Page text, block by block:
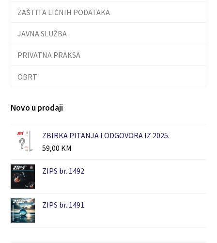
ZAŠTITA LIČNIH PODATAKA
JAVNA SLUŽBA
PRIVATNA PRAKSA
OBRT
Novo u prodaji
ZBIRKA PITANJA I ODGOVORA IZ 2025.
59,00 KM
ZIPS br. 1492
ZIPS br. 1491